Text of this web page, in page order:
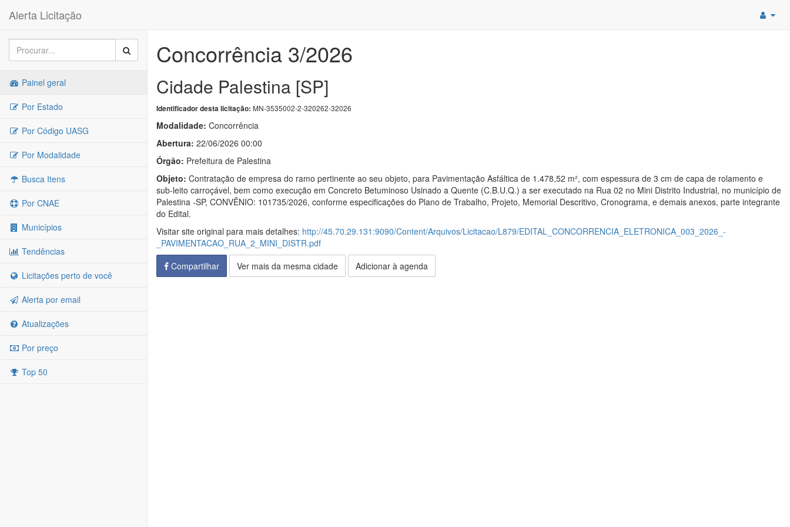
Alerta Licitação
Painel geral
Por Estado
Por Código UASG
Por Modalidade
Busca Itens
Por CNAE
Municípios
Tendências
Licitações perto de você
Alerta por email
Atualizações
Por preço
Top 50
Concorrência 3/2026
Cidade Palestina [SP]
Identificador desta licitação: MN-3535002-2-320262-32026
Modalidade: Concorrência
Abertura: 22/06/2026 00:00
Órgão: Prefeitura de Palestina
Objeto: Contratação de empresa do ramo pertinente ao seu objeto, para Pavimentação Asfáltica de 1.478,52 m², com espessura de 3 cm de capa de rolamento e
sub-leito carroçável, bem como execução em Concreto Betuminoso Usinado a Quente (C.B.U.Q.) a ser executado na Rua 02 no Mini Distrito Industrial, no município de
Palestina -SP, CONVÊNIO: 101735/2026, conforme especificações do Plano de Trabalho, Projeto, Memorial Descritivo, Cronograma, e demais anexos, parte integrante
do Edital.
Visitar site original para mais detalhes: http://45.70.29.131:9090/Content/Arquivos/Licitacao/L879/EDITAL_CONCORRENCIA_ELETRONICA_003_2026_-
_PAVIMENTACAO_RUA_2_MINI_DISTR.pdf
Compartilhar
Ver mais da mesma cidade Adicionar à agenda